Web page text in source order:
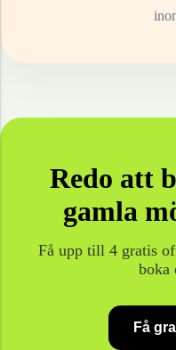
Redo att
gamla
Få upp till 4 gratis
boka
Få